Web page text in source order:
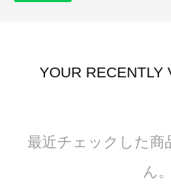
YOUR RECENTLY
最近チェックした商
ん。